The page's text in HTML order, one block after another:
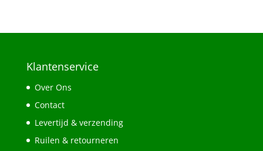
€19,75.€17,60.
Klantenservice
Over Ons
Contact
Levertijd & verzending
Ruilen & retourneren